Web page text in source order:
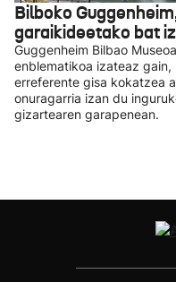
Bilboko
garaikideetako bat
Guggenheim Bilbao
enblematikoa izateaz
erreferente gisa kokatzea
onuragarria izan du
gizartearen garapenean.